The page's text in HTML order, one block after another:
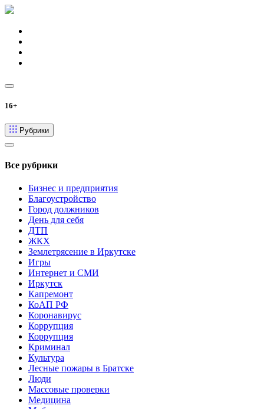
16+
Рубрики
Все рубрики
Бизнес и предприятия
Благоустройство
Город должников
День для себя
ДТП
ЖКХ
Землетрясение в Иркутске
Игры
Интернет и СМИ
Иркутск
Капремонт
КоАП РФ
Коронавирус
Коррупция
Коррупция
Криминал
Культура
Лесные пожары в Братске
Люди
Массовые проверки
Медицина